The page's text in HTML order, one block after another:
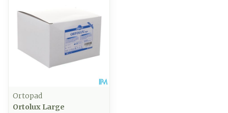
Ortopad
Ortolux Large